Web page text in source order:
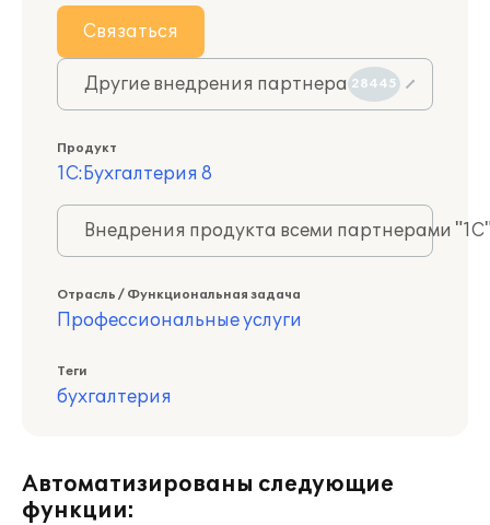
Связаться
Другие внедрения партнера 28445
Продукт
1С:Бухгалтерия 8
Внедрения продукта всеми партнерами
Отрасль / Функциональная задача
Профессиональные услуги
Теги
бухгалтерия
Автоматизированы следующие
функции: